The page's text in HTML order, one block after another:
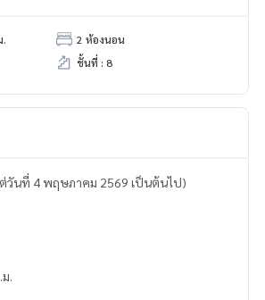
.
2 ห้องนอน
ชั้นที่ : 8
ต่วันที่ 4 พฤษภาคม 2569 เป็นต้นไป)
.